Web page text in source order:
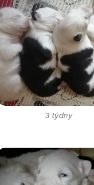
3 týdny